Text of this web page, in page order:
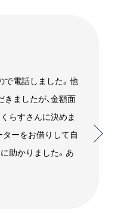
エコキュートを使用していま
したいことをお伝えするとす
れました。高いものを売りつ
と少し心配でしたが、エスジー
かったです。笑